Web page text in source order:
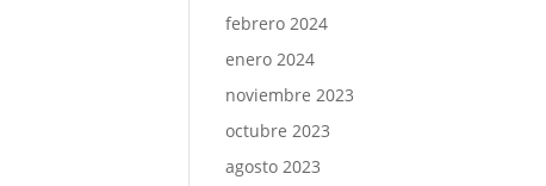
febrero 2024
enero 2024
noviembre 2023
octubre 2023
agosto 2023